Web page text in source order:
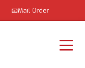
📧Mail Order